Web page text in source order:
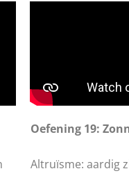
Oefening 19:
Altruïsme: aardig